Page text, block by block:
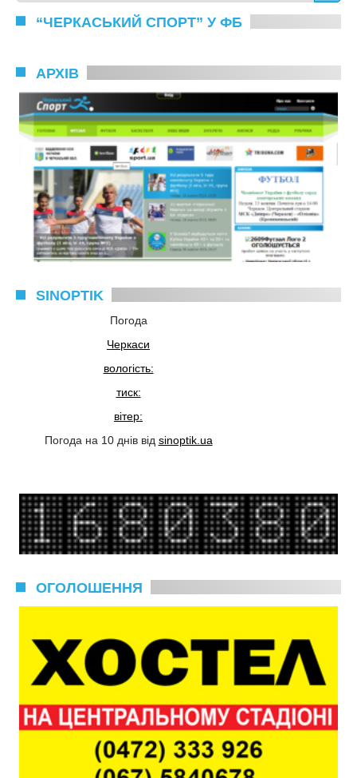
“ЧЕРКАСЬКИЙ СПОРТ” У ФБ
АРХІВ
SINOPTIK
Погода
Черкаси
вологість:
тиск:
вітер:
Погода на 10 днів від sinoptik.ua
ОГОЛОШЕННЯ